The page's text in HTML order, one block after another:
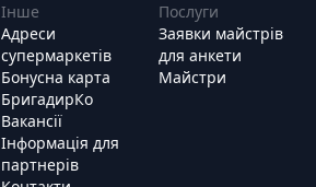
Інше
Адреси
супермаркетів
Бонусна карта
БригадирКо
Вакансії
Інформація для
партнерів
Послуги
Заявки майстрів
для анкети
Майстри